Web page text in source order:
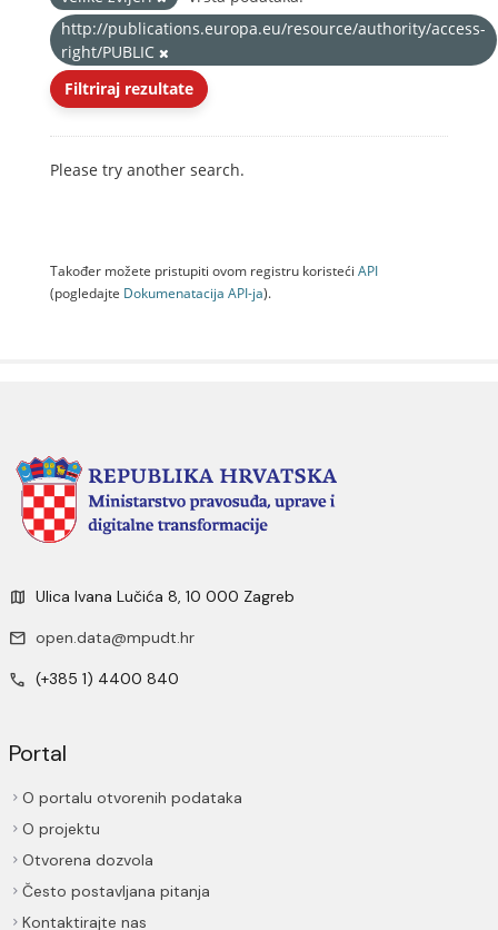
http://publications.europa.eu/resource/authority/access-
right/PUBLIC
Filtriraj rezultate
Please try another search.
Također možete pristupiti ovom registru koristeći API
(pogledajte Dokumenаtаcijа API-jа).